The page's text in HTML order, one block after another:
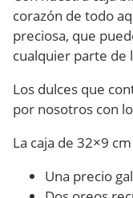
corazón de todo
preciosa, que
cualquier parte de
Los dulces que
por nosotros con
La caja de 32×9
Una precio